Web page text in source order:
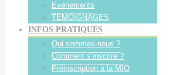
Evénements
TEMOIGNAGES
INFOS PRATIQUES
Qui sommes-nous ?
Comment s’inscrire ?
Préinscription à la MIO